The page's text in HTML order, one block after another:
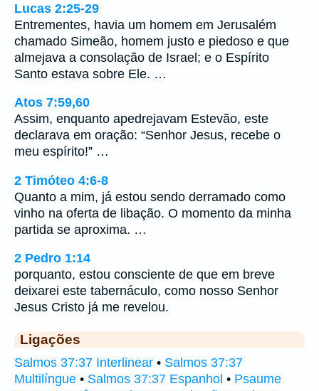
Lucas 2:25-29
Entrementes, havia um homem em Jerusalém
chamado Simeão, homem justo e piedoso e que
almejava a consolação de Israel; e o Espírito
Santo estava sobre Ele. …
Atos 7:59,60
Assim, enquanto apedrejavam Estevão, este
declarava em oração: “Senhor Jesus, recebe o
meu espírito!” …
2 Timóteo 4:6-8
Quanto a mim, já estou sendo derramado como
vinho na oferta de libação. O momento da minha
partida se aproxima. …
2 Pedro 1:14
porquanto, estou consciente de que em breve
deixarei este tabernáculo, como nosso Senhor
Jesus Cristo já me revelou.
Ligações
Salmos 37:37 Interlinear • Salmos 37:37
Multilíngue • Salmos 37:37 Espanhol • Psaume